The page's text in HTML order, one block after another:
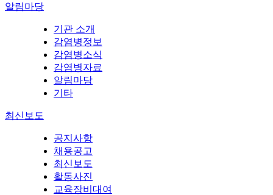
알림마당
기관 소개
감염병정보
감염병소식
감염병자료
알림마당
기타
최신보도
공지사항
채용공고
최신보도
활동사진
교육장비대여